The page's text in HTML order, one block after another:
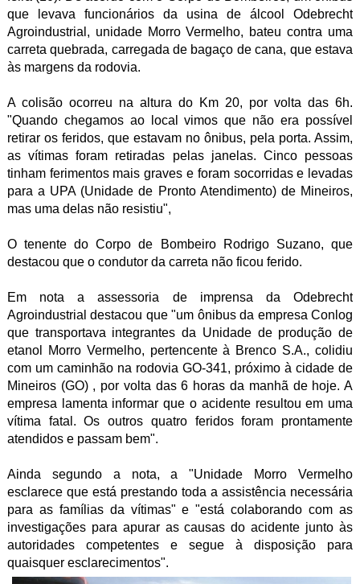
que levava funcionários da usina de álcool Odebrecht
Agroindustrial, unidade Morro Vermelho, bateu contra uma
carreta quebrada, carregada de bagaço de cana, que estava
às margens da rodovia.
A colisão ocorreu na altura do Km 20, por volta das 6h.
"Quando chegamos ao local vimos que não era possível
retirar os feridos, que estavam no ônibus, pela porta. Assim,
as vítimas foram retiradas pelas janelas. Cinco pessoas
tinham ferimentos mais graves e foram socorridas e levadas
para a UPA (Unidade de Pronto Atendimento) de Mineiros,
mas uma delas não resistiu",
O tenente do Corpo de Bombeiro Rodrigo Suzano, que
destacou que o condutor da carreta não ficou ferido.
Em nota a assessoria de imprensa da Odebrecht
Agroindustrial destacou que "um ônibus da empresa Conlog
que transportava integrantes da Unidade de produção de
etanol Morro Vermelho, pertencente à Brenco S.A., colidiu
com um caminhão na rodovia GO-341, próximo à cidade de
Mineiros (GO) , por volta das 6 horas da manhã de hoje. A
empresa lamenta informar que o acidente resultou em uma
vítima fatal. Os outros quatro feridos foram prontamente
atendidos e passam bem".
Ainda segundo a nota, a "Unidade Morro Vermelho
esclarece que está prestando toda a assistência necessária
para as famílias da vítimas" e "está colaborando com as
investigações para apurar as causas do acidente junto às
autoridades competentes e segue à disposição para
quaisquer esclarecimentos".